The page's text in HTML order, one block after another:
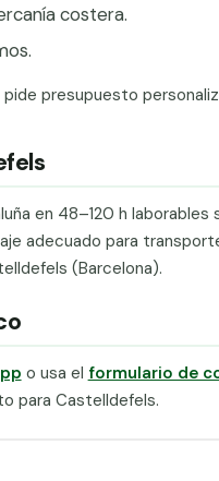
costera.
presupuesto
en 48–120 h
adecuado para
(Barcelona).
o usa el formulario de
para Castelldefels.